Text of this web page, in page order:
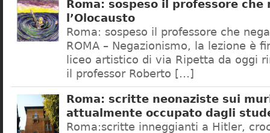
Roma: sospeso il professore che
l’Olocausto
Roma: sospeso il professore che
ROMA – Negazionismo, la lezione è
liceo artistico di via Ripetta da oggi
il professor Roberto […]
Roma: scritte neonaziste sui
attualmente occupato dagli
Roma:scritte inneggianti a Hitler,